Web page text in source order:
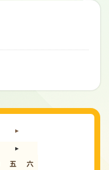
►
►
五 六